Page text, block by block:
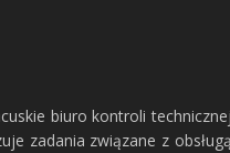
biuro kontroli technicznej
zadania związane z obsługą